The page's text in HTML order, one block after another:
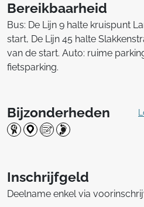
Bereikbaarheid
Bus: De Lijn 9 halte kruispunt
start, De Lijn 45 halte
van de start. Auto: ruime
fietsparking.
Bijzonderheden
Inschrijfgeld
Deelname enkel via